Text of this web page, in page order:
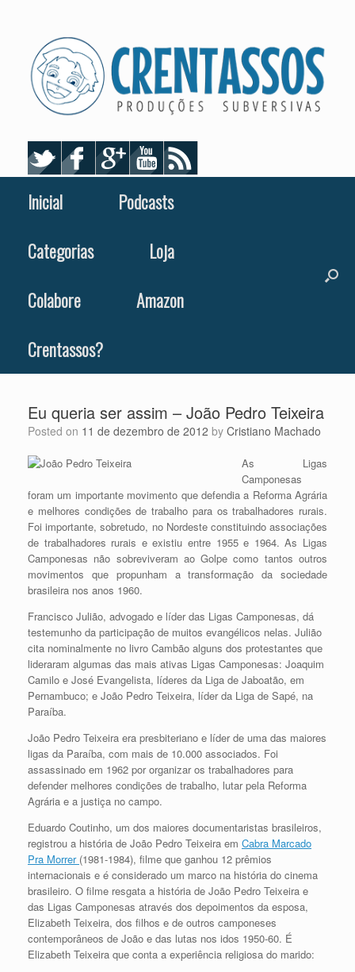
Inicial
Podcasts
Categorias
Loja
Colabore
Amazon
Crentassos?
Eu queria ser assim – João Pedro Teixeira
Posted on 11 de dezembro de 2012 by Cristiano Machado
As Ligas
Camponesas
foram um importante movimento que defendia a Reforma Agrária
e melhores condições de trabalho para os trabalhadores rurais.
Foi importante, sobretudo, no Nordeste constituindo associações
de trabalhadores rurais e existiu entre 1955 e 1964. As Ligas
Camponesas não sobreviveram ao Golpe como tantos outros
movimentos que propunham a transformação da sociedade
brasileira nos anos 1960.
Francisco Julião, advogado e líder das Ligas Camponesas, dá
testemunho da participação de muitos evangélicos nelas. Julião
cita nominalmente no livro Cambão alguns dos protestantes que
lideraram algumas das mais ativas Ligas Camponesas: Joaquim
Camilo e José Evangelista, líderes da Liga de Jaboatão, em
Pernambuco; e João Pedro Teixeira, líder da Liga de Sapé, na
Paraíba.
João Pedro Teixeira era presbiteriano e líder de uma das maiores
ligas da Paraíba, com mais de 10.000 associados. Foi
assassinado em 1962 por organizar os trabalhadores para
defender melhores condições de trabalho, lutar pela Reforma
Agrária e a justiça no campo.
Eduardo Coutinho, um dos maiores documentaristas brasileiros,
registrou a história de João Pedro Teixeira em Cabra Marcado
Pra Morrer (1981-1984), filme que ganhou 12 prêmios
internacionais e é considerado um marco na história do cinema
brasileiro. O filme resgata a história de João Pedro Teixeira e
das Ligas Camponesas através dos depoimentos da esposa,
Elizabeth Teixeira, dos filhos e de outros camponeses
contemporâneos de João e das lutas nos idos 1950-60. É
Elizabeth Teixeira que conta a experiência religiosa do marido: